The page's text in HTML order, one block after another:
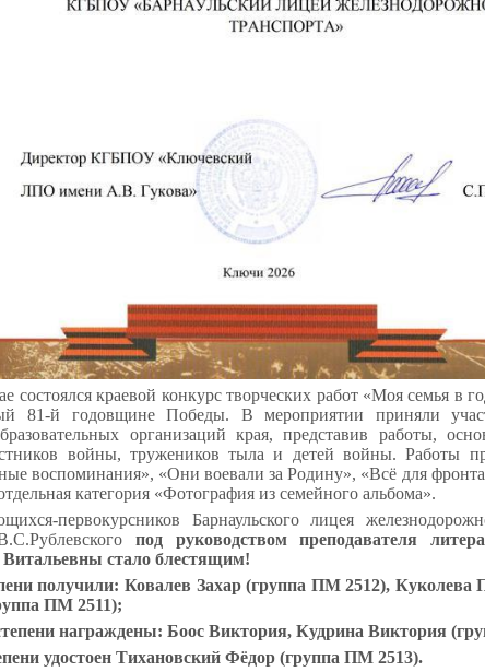
состоялся краевой конкурс творческих работ «Моя семья в
81-й годовщине Победы. В мероприятии приняли
организаций края, представив работы,
войны, тружеников тыла и детей войны. Работы
воспоминания», «Они воевали за Родину», «Всё для
категория «Фотография из семейного альбома».
первокурсников Барнаульского лицея
под руководством преподавателя
Витальевны стало блестящим!
получили: Ковалев Захар (группа ПМ 2512), Куколева
ПМ 2511);
награждены: Боос Виктория, Кудрина Виктория
удостоен Тихановский Фёдор (группа ПМ 2513).